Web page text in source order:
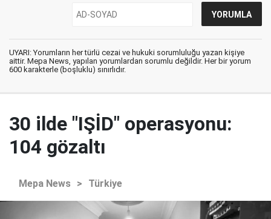
UYARI: Yorumların her türlü cezai ve hukuki sorumluluğu yazan kişiye
aittir. Mepa News, yapılan yorumlardan sorumlu değildir. Her bir yorum
600 karakterle (boşluklu) sınırlıdır.
30 ilde "IŞİD" operasyonu:
104 gözaltı
Mepa News > Türkiye